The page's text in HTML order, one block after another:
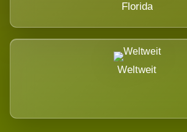
Florida
Weltweit